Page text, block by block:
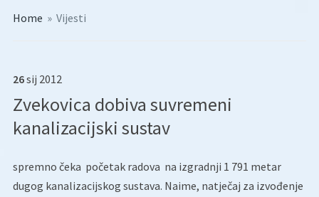
Home » Vijesti
26sij 2012
Zvekovica dobiva suvremeni
kanalizacijski sustav
spremno čeka početak radova na izgradnji 1 791 metar
dugog kanalizacijskog sustava. Naime, natječaj za izvođenje